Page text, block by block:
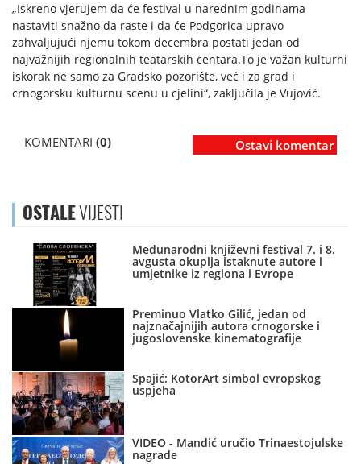
„Iskreno vjerujem da će festival u narednim godinama
nastaviti snažno da raste i da će Podgorica upravo
zahvaljujući njemu tokom decembra postati jedan od
najvažnijih regionalnih teatarskih centara.To je važan kulturni
iskorak ne samo za Gradsko pozorište, već i za grad i
crnogorsku kulturnu scenu u cjelini“, zaključila je Vujović.
KOMENTARI (0) Ostavi komentar
OSTALEVIJESTI
Međunarodni književni festival 7. i 8.
avgusta okuplja istaknute autore i
umjetnike iz regiona i Evrope
Preminuo Vlatko Gilić, jedan od
najznačajnijih autora crnogorske i
jugoslovenske kinematografije
Spajić: KotorArt simbol evropskog
uspjeha
VIDEO - Mandić uručio Trinaestojulske
nagrade